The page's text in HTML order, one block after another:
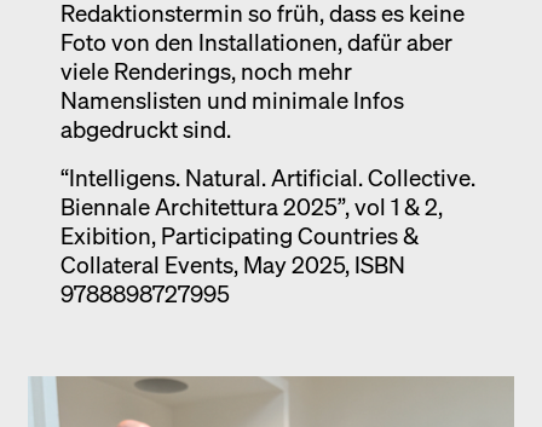
Redaktionstermin so früh, dass es keine
Foto von den Installationen, dafür aber
viele Renderings, noch mehr
Namenslisten und minimale Infos
abgedruckt sind.
“Intelligens. Natural. Artificial. Collective.
Biennale Architettura 2025”, vol 1 & 2,
Exibition, Participating Countries &
Collateral Events, May 2025, ISBN
9788898727995